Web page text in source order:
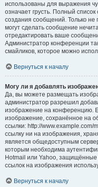
использованы для выражения
означает грусть. Полный
создания сообщений. Только не
могут сделать сообщение
отредактировать ваше
Администратор конференции
смайликов, которое можно
Вернуться к началу
Могу ли я добавлять
Да, вы можете размещать
администратор разрешил
изображение на конференцию.
изображение, сохранённое на
ссылки: http://www.example.com/
ссылку ни на изображения,
является общедоступным
которым необходима
Hotmail или Yahoo, защищённые
ссылок на изображения
Вернуться к началу